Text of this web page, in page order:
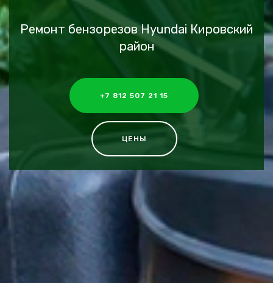
Ремонт бензорезов Hyundai Кировский
район
+7 812 507 21 15
ЦЕНЫ